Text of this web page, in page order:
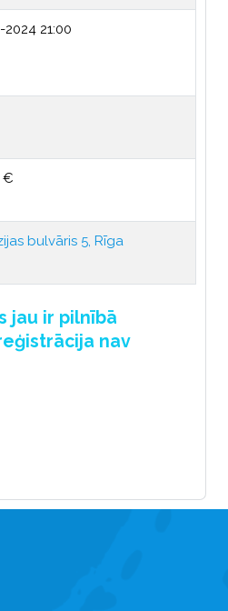
2024 21:00
€
bulvāris 5, Rīga
jau ir pilnībā
nav